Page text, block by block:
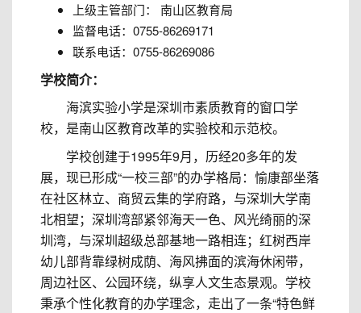
上级主管部门： 南山区教育局
监督电话：0755-86269171
联系电话：0755-86269086
学校简介：
海滨实验小学是深圳市素质教育的窗口学
校，是南山区教育改革的实验校和示范校。
学校创建于1995年9月，历经20多年的发
展，现已形成“一校三部”的办学格局：愉康部坐落
在社区林立、商贸云集的学府路，与深圳大学南
北相望；深圳湾部紧邻海天一色、风光绮丽的深
圳湾，与深圳超级总部基地一路相连；红树西岸
幼儿部背靠绿树成荫、海风拂面的滨海休闲带，
周边社区、公园环绕，纵享人文生态景观。学校
秉承个性化教育的办学理念，走出了一条“特色鲜